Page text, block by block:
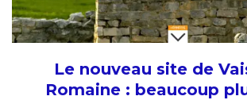
Le nouveau site de
Romaine : beaucoup